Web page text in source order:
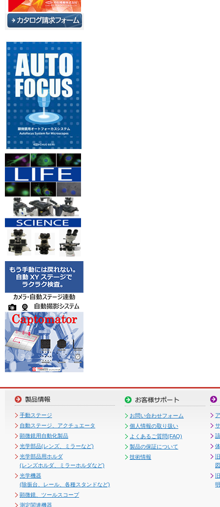
手動ステージ
自動ステージ、アクチュエータ
顕微鏡用自動化製品
光学部品(レンズ、ミラーなど)
光学部品用ホルダ
(レンズホルダ、ミラーホルダなど)
光学機器
(除振台、レール、各種スタンドなど)
顕微鏡、ツールスコープ
測定関連機器
お問い合わせフォーム
個人情報の取り扱い
よくあるご質問(FAQ)
製品の保証について
技術情報